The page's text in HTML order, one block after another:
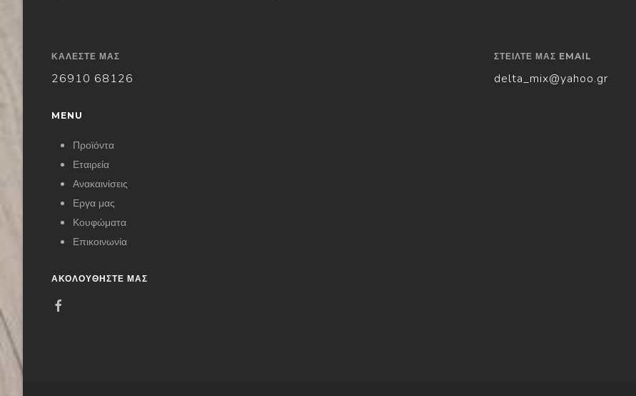
ΚΑΛΈΣΤΕ ΜΑΣ
26910 68126
ΣΤΕΊΛΤΕ ΜΑΣ EMAIL
delta_mix@yahoo.gr
MENU
Προϊόντα
Εταιρεία
Ανακαινίσεις
Εργα μας
Κουφώματα
Επικοινωνία
ΑΚΟΛΟΥΘΗΣΤΕ ΜΑΣ